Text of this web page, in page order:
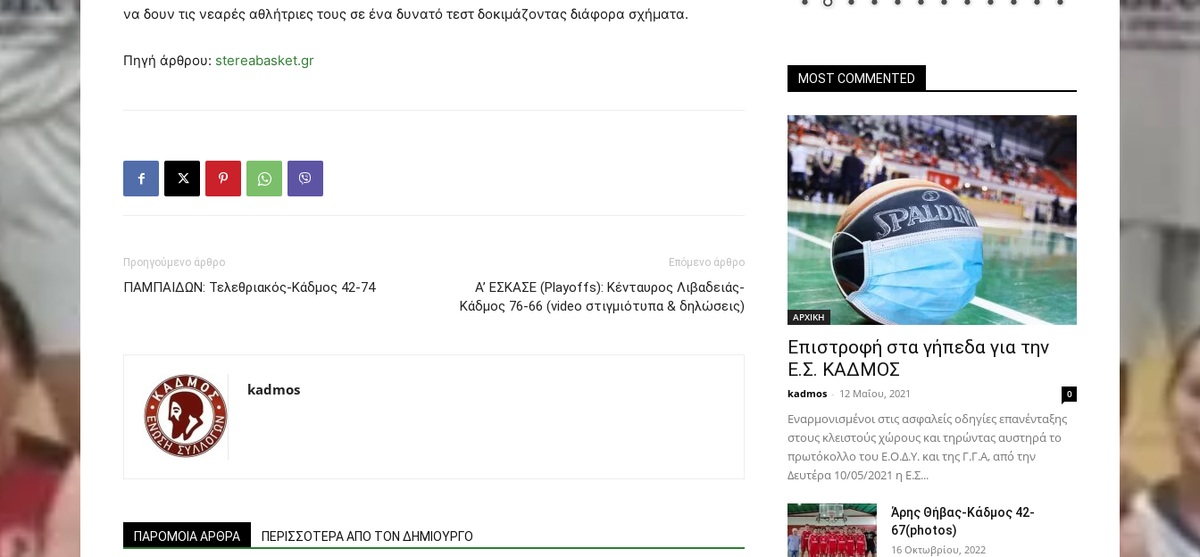
να δουν τις νεαρές αθλήτριες τους σε ένα δυνατό τεστ δοκιμάζοντας διάφορα σχήματα.
Πηγή άρθρου: stereabasket.gr
Προηγούμενο άρθρο
ΠΑΜΠΑΙΔΩΝ: Τελεθριακός-Κάδμος 42-74
Επόμενο άρθρο
Α’ ΕΣΚΑΣΕ (Playoffs): Κένταυρος Λιβαδειάς-
Κάδμος 76-66 (video στιγμιότυπα & δηλώσεις)
kadmos
ΠΑΡΟΜΟΙΑ ΑΡΘΡΑ ΠΕΡΙΣΣΟΤΕΡΑ ΑΠΟ ΤΟΝ ΔΗΜΙΟΥΡΓΟ
MOST COMMENTED
ΑΡΧΙΚΗ
Επιστροφή στα γήπεδα για την
Ε.Σ. ΚΑΔΜΟΣ
kadmos - 12 Μαΐου, 2021 0
Εναρμονισμένοι στις ασφαλείς οδηγίες επανένταξης
στους κλειστούς χώρους και τηρώντας αυστηρά το
πρωτόκολλο του Ε.Ο.Δ.Υ. και της Γ.Γ.Α, από την
Δευτέρα 10/05/2021 η Ε.Σ...
Άρης Θήβας-Κάδμος 42-
67(photos)
16 Οκτωβρίου, 2022